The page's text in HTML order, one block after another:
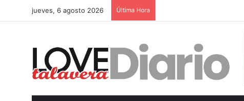
jueves, 6 agosto 2026 Última Hora